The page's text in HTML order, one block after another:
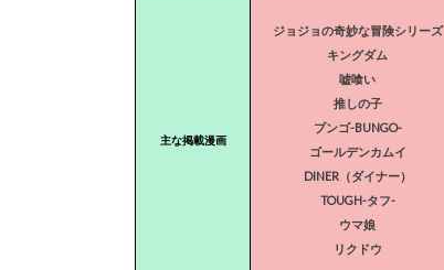
主な掲載漫画
ジョジョの奇妙な冒険シリーズ
キングダム
嘘喰い
推しの子
ブンゴ-BUNGO-
ゴールデンカムイ
DINER（ダイナー）
TOUGH-タフ-
ウマ娘
リクドウ